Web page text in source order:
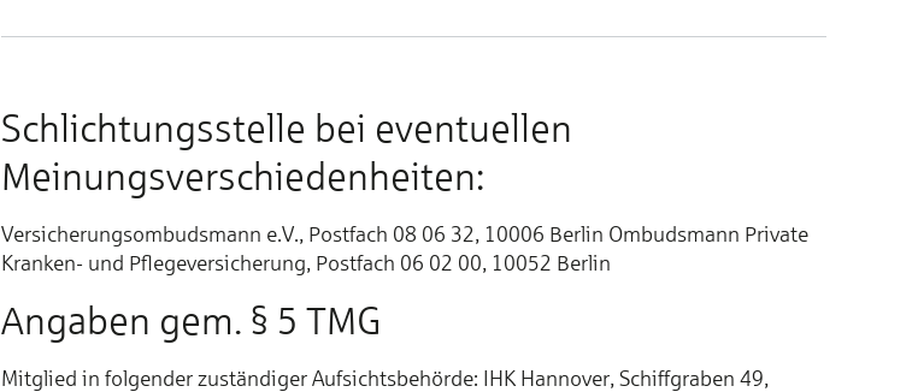
Schlichtungsstelle bei eventuellen
Meinungsverschiedenheiten:
Versicherungsombudsmann e.V., Postfach 08 06 32, 10006 Berlin Ombudsmann Private
Kranken- und Pflegeversicherung, Postfach 06 02 00, 10052 Berlin
Angaben gem. § 5 TMG
Mitglied in folgender zuständiger Aufsichtsbehörde: IHK Hannover, Schiffgraben 49,